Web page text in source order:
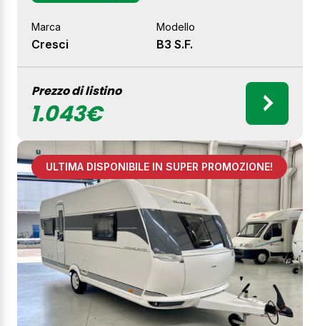
Marca
Cresci
Modello
B3 S.F.
Prezzo di listino
1.043€
ULTIMA DISPONIBILE IN SUPER PROMOZIONE!